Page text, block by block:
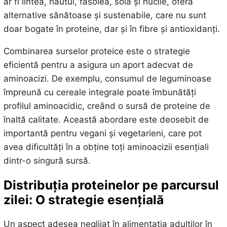
alternative sănătoase și sustenabile, care nu sunt
doar bogate în proteine, dar și în fibre și antioxidanți.
Combinarea surselor proteice este o strategie
eficientă pentru a asigura un aport adecvat de
aminoacizi. De exemplu, consumul de leguminoase
împreună cu cereale integrale poate îmbunătăți
profilul aminoacidic, creând o sursă de proteine de
înaltă calitate. Această abordare este deosebit de
importantă pentru vegani și vegetarieni, care pot
avea dificultăți în a obține toți aminoacizii esențiali
dintr-o singură sursă.
Distribuția proteinelor pe parcursul
zilei: O strategie esențială
Un aspect adesea neglijat în alimentația adulților în